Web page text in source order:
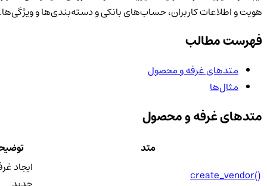
هویت و اطلاعات کاربران، حساب‌های بانکی و دسته‌بندی‌ها و ویژگی‌ها.
فهرست مطالب
متدهای غرفه و محصول
مثال‌ها
متدهای غرفه و محصول
متد
create_vendor()
ایجاد